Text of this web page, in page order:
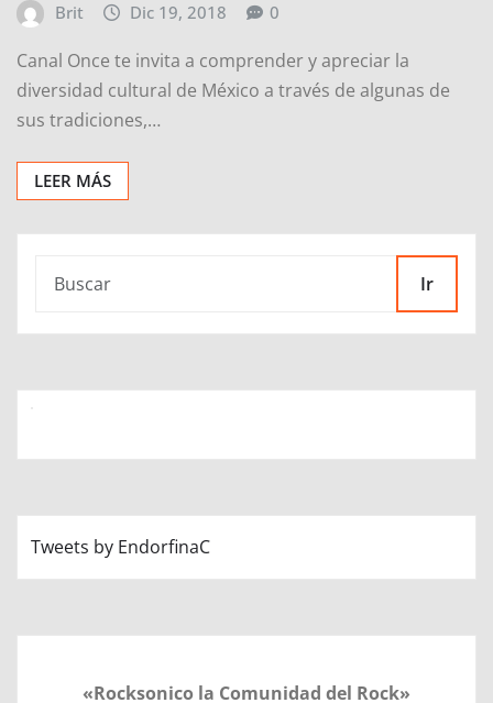
Brit Dic 19, 2018 0
Canal Once te invita a comprender y apreciar la
diversidad cultural de México a través de algunas de
sus tradiciones,…
LEER MÁS
Ir
Tweets by EndorfinaC
«Rocksonico la Comunidad del Rock»